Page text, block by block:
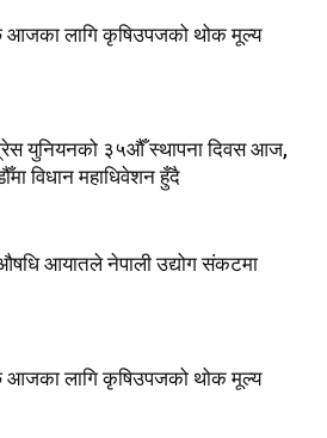
आजका लागि कृषिउपजको थोक मूल्य
युनियनको ३५औँ स्थापना दिवस आज,
विधान महाधिवेशन हुँदै
आयातले नेपाली उद्योग संकटमा
आजका लागि कृषिउपजको थोक मूल्य